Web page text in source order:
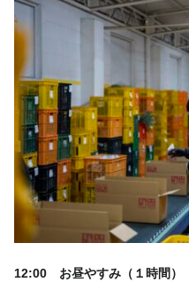
12:00 お昼やすみ（１時間）